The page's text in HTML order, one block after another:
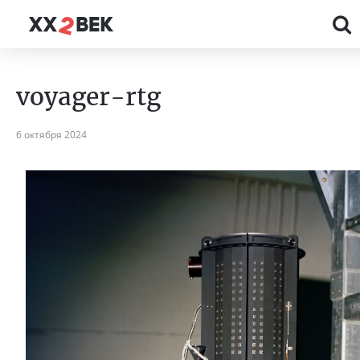
voyager-rtg
6 октября 2024